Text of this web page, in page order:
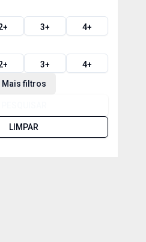
+ 3+ 4+
+ 3+ 4+
Mais filtros
LIMPAR